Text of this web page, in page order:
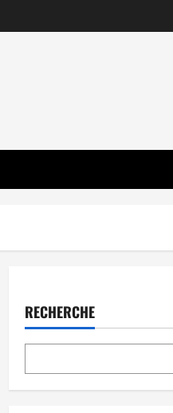
RECHERCHE